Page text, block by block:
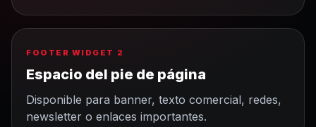
FOOTER WIDGET 2
Espacio del pie de página
Disponible para banner, texto comercial, redes,
newsletter o enlaces importantes.